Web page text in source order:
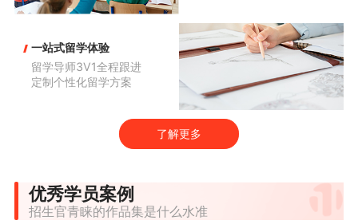
一站式留学体验
留学导师3V1全程跟进
定制个性化留学方案
了解更多
优秀学员案例
招生官青睐的作品集是什么水准